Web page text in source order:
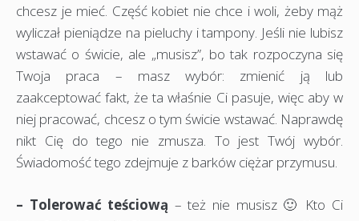
chcesz je mieć. Część kobiet nie chce i woli, żeby mąż
wyliczał pieniądze na pieluchy i tampony. Jeśli nie lubisz
wstawać o świcie, ale „musisz”, bo tak rozpoczyna się
Twoja praca – masz wybór: zmienić ją lub
zaakceptować fakt, że ta właśnie Ci pasuje, więc aby w
niej pracować, chcesz o tym świcie wstawać. Naprawdę
nikt Cię do tego nie zmusza. To jest Twój wybór.
Świadomość tego zdejmuje z barków ciężar przymusu.
– Tolerować teściową – też nie musisz 🙂 Kto Ci